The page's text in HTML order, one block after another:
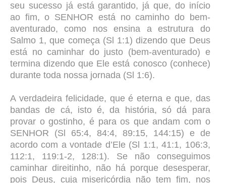
seu sucesso já está garantido, já que, do início
ao fim, o SENHOR está no caminho do bem-
aventurado, como nos ensina a estrutura do
Salmo 1, que começa (Sl 1:1) dizendo que Deus
está no caminhar do justo (bem-aventurado) e
termina dizendo que Ele está conosco (conhece)
durante toda nossa jornada (Sl 1:6).
A verdadeira felicidade, que é eterna e que, das
bandas de cá, isto é, da história, só dá para
provar o gostinho, é para os que andam com o
SENHOR (Sl 65:4, 84:4, 89:15, 144:15) e de
acordo com a vontade d’Ele (Sl 1:1, 41:1, 106:3,
112:1, 119:1-2, 128:1). Se não conseguimos
caminhar direitinho, não há porque desesperar,
pois Deus, cuja misericórdia não tem fim, nos